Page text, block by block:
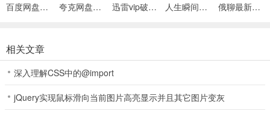
百度网盘绿色免安装Pc电脑版 夸克网盘官方正式版 迅雷vip破解版永久会员2024版 人生瞬间最新手机版 俄聊最新手机版
相关文章
深入理解CSS中的@import
jQuery实现鼠标滑向当前图片高亮显示并且其它图片变灰